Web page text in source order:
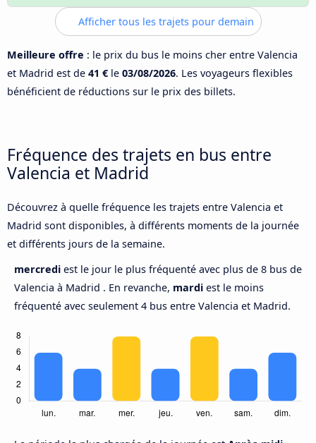
Afficher tous les trajets pour demain
Meilleure offre : le prix du bus le moins cher entre Valencia
et Madrid est de 41 € le 03/08/2026. Les voyageurs flexibles
bénéficient de réductions sur le prix des billets.
Fréquence des trajets en bus entre
Valencia et Madrid
Découvrez à quelle fréquence les trajets entre Valencia et
Madrid sont disponibles, à différents moments de la journée
et différents jours de la semaine.
mercredi est le jour le plus fréquenté avec plus de 8 bus de
Valencia à Madrid . En revanche, mardi est le moins
fréquenté avec seulement 4 bus entre Valencia et Madrid.